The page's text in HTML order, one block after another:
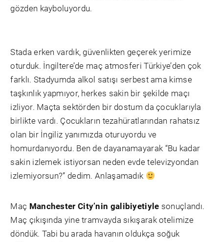
gözden kayboluyordu.
Stada erken vardık, güvenlikten geçerek yerimize
oturduk. İngiltere’de maç atmosferi Türkiye’den çok
farklı. Stadyumda alkol satışı serbest ama kimse
taşkınlık yapmıyor, herkes sakin bir şekilde maçı
izliyor. Maçta sektörden bir dostum da çocuklarıyla
birlikte vardı. Çocukların tezahüratlarından rahatsız
olan bir İngiliz yanımızda oturuyordu ve
homurdanıyordu. Ben de dayanamayarak “Bu kadar
sakin izlemek istiyorsan neden evde televizyondan
izlemiyorsun?” dedim. Anlaşamadık
Maç Manchester City’nin galibiyetiyle sonuçlandı.
Maç çıkışında yine tramvayda sıkışarak otelimize
döndük. Tabi bu arada havanın oldukça soğuk